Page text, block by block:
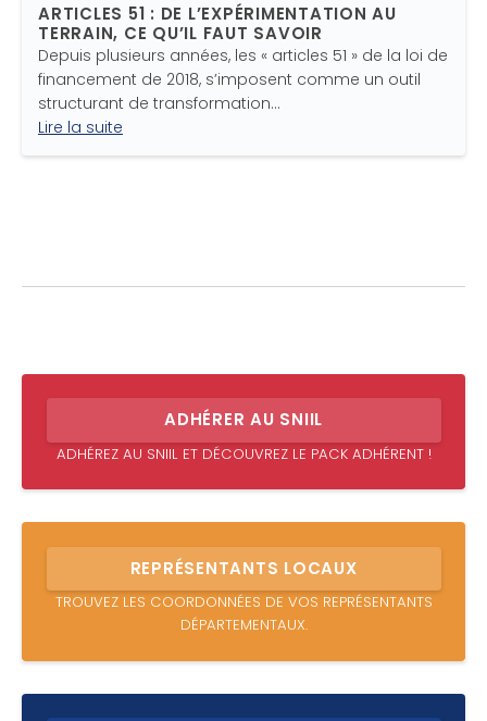
ARTICLES 51 : DE L’EXPÉRIMENTATION AU
TERRAIN, CE QU’IL FAUT SAVOIR
Depuis plusieurs années, les « articles 51 » de la loi de
financement de 2018, s’imposent comme un outil
structurant de transformation…
Lire la suite
ADHÉRER AU SNIIL
ADHÉREZ AU SNIIL ET DÉCOUVREZ LE PACK ADHÉRENT !
REPRÉSENTANTS LOCAUX
TROUVEZ LES COORDONNÉES DE VOS REPRÉSENTANTS
DÉPARTEMENTAUX.